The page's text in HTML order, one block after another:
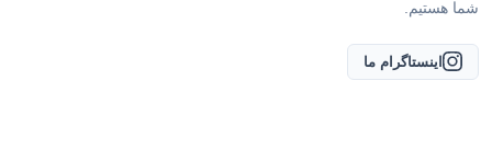
شما هستیم.
اینستاگرام ما